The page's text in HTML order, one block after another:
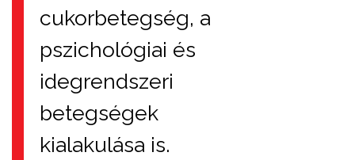
cukorbetegség, a
pszichológiai és
idegrendszeri
betegségek
kialakulása is.